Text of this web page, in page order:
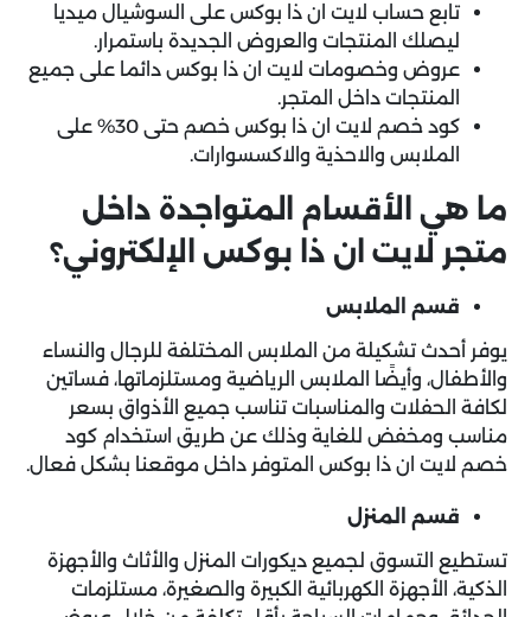
تابع حساب لايت ان ذا بوكس على السوشيال ميديا
ليصلك المنتجات والعروض الجديدة باستمرار.
عروض وخصومات لايت ان ذا بوكس دائما على جميع
المنتجات داخل المتجر.
كود خصم لايت ان ذا بوكس خصم حتى 30% على
الملابس والاحذية والاكسسوارات.
ما هي الأقسام المتواجدة داخل
متجر لايت ان ذا بوكس الإلكتروني؟
قسم الملابس
يوفر أحدث تشكيلة من الملابس المختلفة للرجال والنساء
والأطفال، وأيضًا الملابس الرياضية ومستلزماتها، فساتين
لكافة الحفلات والمناسبات تناسب جميع الأذواق بسعر
مناسب ومخفض للغاية وذلك عن طريق استخدام كود
خصم لايت ان ذا بوكس المتوفر داخل موقعنا بشكل فعال.
قسم المنزل
تستطيع التسوق لجميع ديكورات المنزل والأثاث والأجهزة
الذكية، الأجهزة الكهربائية الكبيرة والصغيرة، مستلزمات